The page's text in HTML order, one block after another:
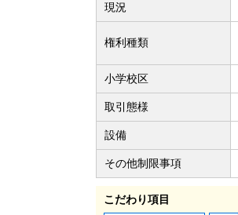
現況
権利種類
小学校区
取引態様
設備
その他制限事項
こだわり項目